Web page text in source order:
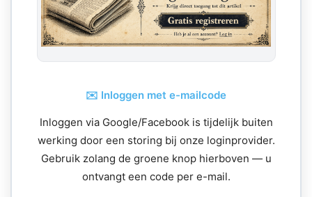
✉️ Inloggen met e-mailcode
Inloggen via Google/Facebook is tijdelijk buiten
werking door een storing bij onze loginprovider.
Gebruik zolang de groene knop hierboven — u
ontvangt een code per e-mail.